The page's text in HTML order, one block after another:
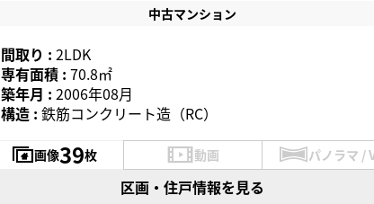
中古マンション
間取り : 2LDK
専有面積 : 70.8㎡
築年月 : 2006年08月
構造 : 鉄筋コンクリート造（RC）
画像39枚 動画 パノラマ /
区画・住戸情報を見る